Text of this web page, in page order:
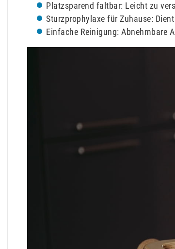
Platzsparend faltbar: Leicht zu
Sturzprophylaxe für Zuhause:
Einfache Reinigung: Abnehmbare